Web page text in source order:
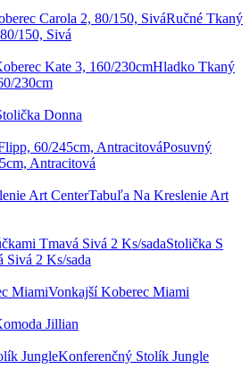
Ručné Tkaný
150, Sivá
Hladko Tkaný
230cm
Donna
Posuvný
Antracitová
Tabuľa Na Kreslenie Art
Stolička S
Sivá 2 Ks/sada
Vonkajší Koberec Miami
Jillian
Konferenčný Stolík Jungle